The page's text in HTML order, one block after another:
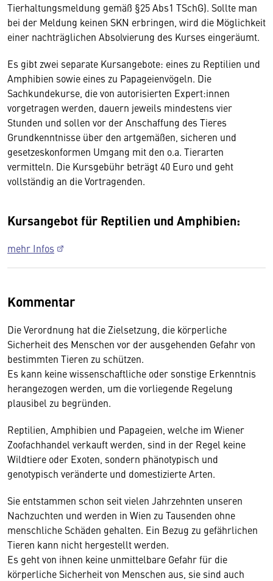
Tierhaltungsmeldung gemäß §25 Abs1 TSchG). Sollte man
bei der Meldung keinen SKN erbringen, wird die Möglichkeit
einer nachträglichen Absolvierung des Kurses eingeräumt.
Es gibt zwei separate Kursangebote: eines zu Reptilien und
Amphibien sowie eines zu Papageienvögeln. Die
Sachkundekurse, die von autorisierten Expert:innen
vorgetragen werden, dauern jeweils mindestens vier
Stunden und sollen vor der Anschaffung des Tieres
Grundkenntnisse über den artgemäßen, sicheren und
gesetzeskonformen Umgang mit den o.a. Tierarten
vermitteln. Die Kursgebühr beträgt 40 Euro und geht
vollständig an die Vortragenden.
Kursangebot für Reptilien und Amphibien:
mehr Infos
Kommentar
Die Verordnung hat die Zielsetzung, die körperliche
Sicherheit des Menschen vor der ausgehenden Gefahr von
bestimmten Tieren zu schützen.
Es kann keine wissenschaftliche oder sonstige Erkenntnis
herangezogen werden, um die vorliegende Regelung
plausibel zu begründen.
Reptilien, Amphibien und Papageien, welche im Wiener
Zoofachhandel verkauft werden, sind in der Regel keine
Wildtiere oder Exoten, sondern phänotypisch und
genotypisch veränderte und domestizierte Arten.
Sie entstammen schon seit vielen Jahrzehnten unseren
Nachzuchten und werden in Wien zu Tausenden ohne
menschliche Schäden gehalten. Ein Bezug zu gefährlichen
Tieren kann nicht hergestellt werden.
Es geht von ihnen keine unmittelbare Gefahr für die
körperliche Sicherheit von Menschen aus, sie sind auch